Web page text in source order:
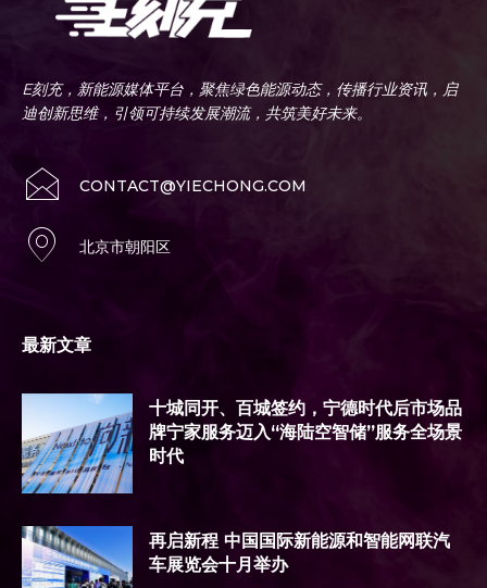
E刻充，新能源媒体平台，聚焦绿色能源动态，传播行业资讯，启
迪创新思维，引领可持续发展潮流，共筑美好未来。
CONTACT@YIECHONG.COM
北京市朝阳区
最新文章
十城同开、百城签约，宁德时代后市场品
牌宁家服务迈入“海陆空智储”服务全场景
时代
再启新程 中国国际新能源和智能网联汽
车展览会十月举办